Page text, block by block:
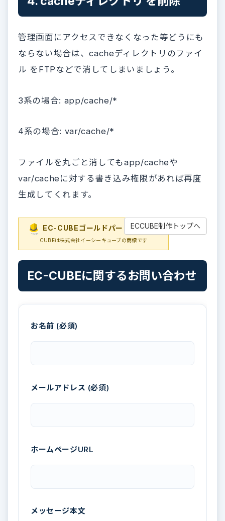
管理画面にアクセスできなくなった等どうにも
ならない場合は、cacheディレクトリのファイ
ル をFTPなどで消してしまいましょう。
3系の場合: app/cache/*
4系の場合: var/cache/*
ファイルを丸ごと消してもapp/cacheや
var/cacheに対する書き込み権限があれば再度
生成してくれます。
EC-CUBEゴールドパートナーEC-
CUBEは株式会社イーシーキューブの商標です
ECCUBE制作トップへ
EC-CUBEに関するお問い合わせ
お名前 (必須)
メールアドレス (必須)
ホームページURL
メッセージ本文